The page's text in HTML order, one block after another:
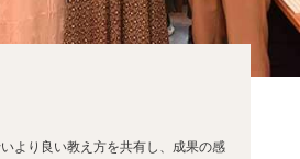
より良い教え方を共有し、成果の感